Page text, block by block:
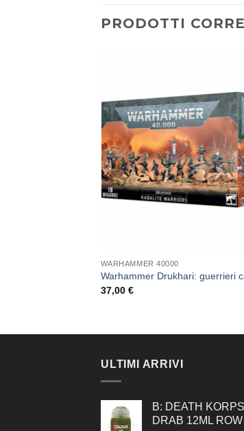
PRODOTTI
WARHAMMER 40000
Warhammer Drukhari: guerrieri
37,00 €
ULTIMI ARRIVI
B: DEATH KORPS
DRAB 12ML ROW